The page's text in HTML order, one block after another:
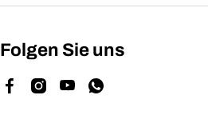
Folgen Sie uns